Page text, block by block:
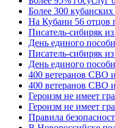
Более 300
На Кубани 56 отцов
Писатель-сибиряк
День единого
Писатель-сибиряк
День единого
400 ветеранов СВО
400 ветеранов СВО
Героизм не имеет
Героизм не имеет
Правила